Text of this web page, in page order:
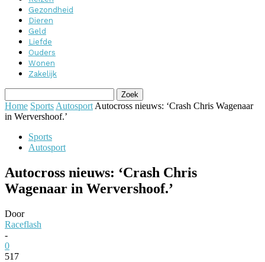
Gezondheid
Dieren
Geld
Liefde
Ouders
Wonen
Zakelijk
Home Sports Autosport Autocross nieuws: ‘Crash Chris Wagenaar
in Wervershoof.’
Sports
Autosport
Autocross nieuws: ‘Crash Chris
Wagenaar in Wervershoof.’
Door
Raceflash
-
0
517